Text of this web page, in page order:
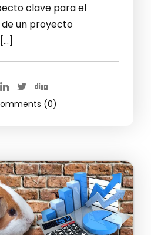
clave para el
un proyecto
(0)